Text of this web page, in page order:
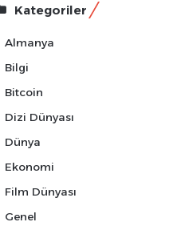
Kategoriler
Almanya
Bilgi
Bitcoin
Dizi Dünyası
Dünya
Ekonomi
Film Dünyası
Genel